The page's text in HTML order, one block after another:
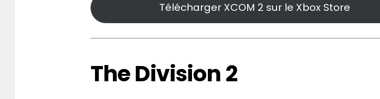
Télécharger XCOM 2 sur le Xbox Store
The Division 2